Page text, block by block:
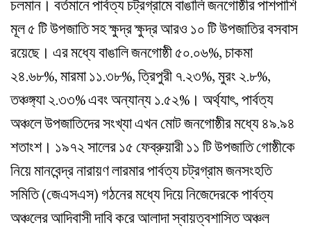
চলমান। বর্তমানে পার্বত্য চট্রগ্রামে বাঙালি জনগোষ্ঠীর পাশপাশি
মূল ৫ টি উপজাতি সহ ক্ষুদ্র ক্ষুদ্র আরও ১০ টি উপজাতির বসবাস
রয়েছে। এর মধ্যে বাঙালি জনগোষ্ঠী ৫০.০৬%, চাকমা
২৪.৬৮%, মারমা ১১.৩৮%, ত্রিপুরী ৭.২৩%, মুরং ২.৮%,
তঞ্চঙ্গ্যা ২.৩৩% এবং অন্যান্য ১.৫২%। অর্থ্যাৎ, পার্বত্য
অঞ্চলে উপজাতিদের সংখ্যা এখন মোট জনগোষ্ঠীর মধ্যে ৪৯.৯৪
শতাংশ। ১৯৭২ সালের ১৫ ফেব্রুয়ারী ১১ টি উপজাতি গোষ্ঠীকে
নিয়ে মানবেন্দ্র নারায়ণ লারমার পার্বত্য চট্রগ্রাম জনসংহতি
সমিতি (জেএসএস) গঠনের মধ্যে দিয়ে নিজেদেরকে পার্বত্য
অঞ্চলের আদিবাসী দাবি করে আলাদা স্বায়ত্বশাসিত অঞ্চল